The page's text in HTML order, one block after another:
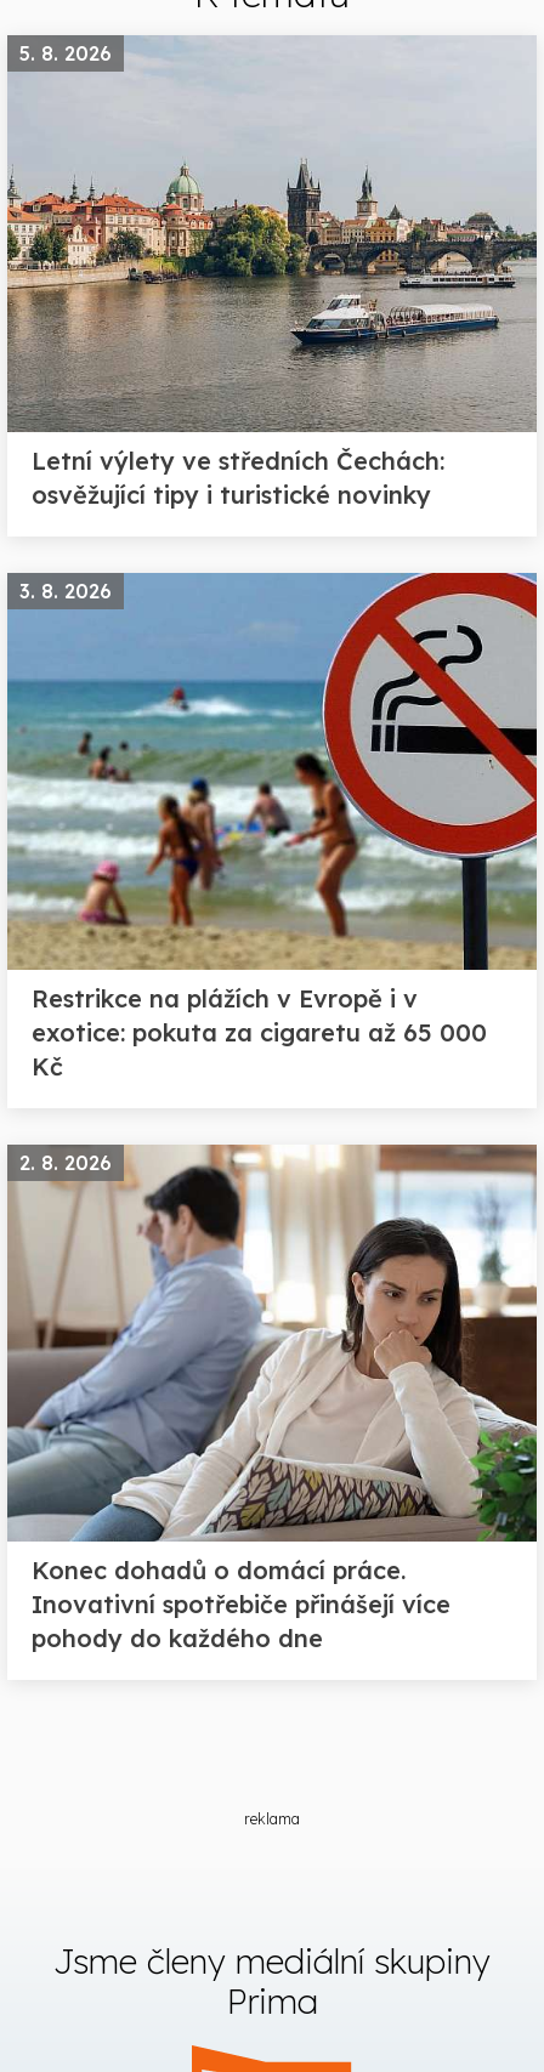
5. 8. 2026
Letní výlety ve středních Čechách:
osvěžující tipy i turistické novinky
3. 8. 2026
Restrikce na plážích v Evropě i v
exotice: pokuta za cigaretu až 65 000
Kč
2. 8. 2026
Konec dohadů o domácí práce.
Inovativní spotřebiče přinášejí více
pohody do každého dne
reklama
Jsme členy mediální skupiny
Prima